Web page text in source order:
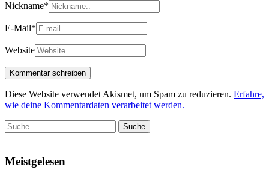
Nickname*
E-Mail*
Website
Diese Website verwendet Akismet, um Spam zu reduzieren. Erfahre,
wie deine Kommentardaten verarbeitet werden.
Suche
Meistgelesen